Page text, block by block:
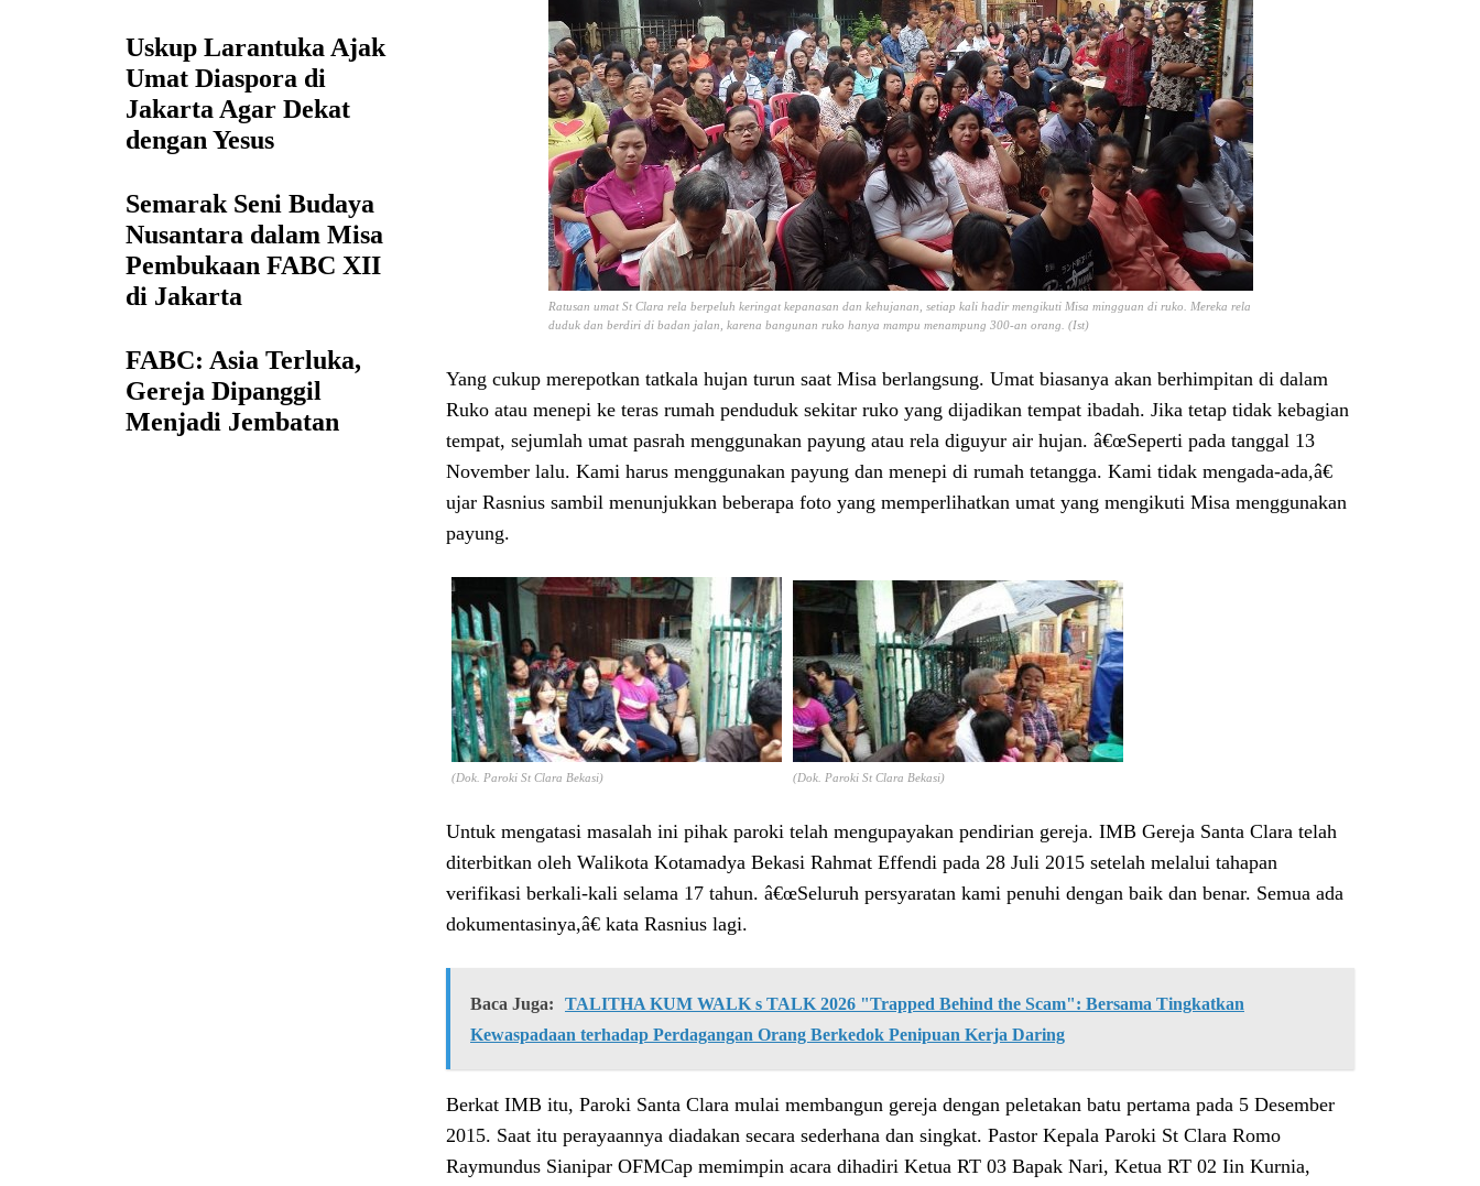
Uskup Larantuka Ajak
Umat Diaspora di
Jakarta Agar Dekat
dengan Yesus
Semarak Seni Budaya
Nusantara dalam Misa
Pembukaan FABC XII
di Jakarta
FABC: Asia Terluka,
Gereja Dipanggil
Menjadi Jembatan
Ratusan umat St Clara rela berpeluh keringat kepanasan dan kehujanan, setiap kali hadir mengikuti Misa mingguan di ruko. Mereka rela
duduk dan berdiri di badan jalan, karena bangunan ruko hanya mampu menampung 300-an orang. (Ist)
Yang cukup merepotkan tatkala hujan turun saat Misa berlangsung. Umat biasanya akan berhimpitan di dalam
Ruko atau menepi ke teras rumah penduduk sekitar ruko yang dijadikan tempat ibadah. Jika tetap tidak kebagian
tempat, sejumlah umat pasrah menggunakan payung atau rela diguyur air hujan. â€œSeperti pada tanggal 13
November lalu. Kami harus menggunakan payung dan menepi di rumah tetangga. Kami tidak mengada-ada,â€
ujar Rasnius sambil menunjukkan beberapa foto yang memperlihatkan umat yang mengikuti Misa menggunakan
payung.
(Dok. Paroki St Clara Bekasi) (Dok. Paroki St Clara Bekasi)
Untuk mengatasi masalah ini pihak paroki telah mengupayakan pendirian gereja. IMB Gereja Santa Clara telah
diterbitkan oleh Walikota Kotamadya Bekasi Rahmat Effendi pada 28 Juli 2015 setelah melalui tahapan
verifikasi berkali-kali selama 17 tahun. â€œSeluruh persyaratan kami penuhi dengan baik dan benar. Semua ada
dokumentasinya,â€ kata Rasnius lagi.
Baca Juga:
TALITHA KUM WALK s TALK 2026 "Trapped Behind the Scam": Bersama Tingkatkan
Kewaspadaan terhadap Perdagangan Orang Berkedok Penipuan Kerja Daring
Berkat IMB itu, Paroki Santa Clara mulai membangun gereja dengan peletakan batu pertama pada 5 Desember
2015. Saat itu perayaannya diadakan secara sederhana dan singkat. Pastor Kepala Paroki St Clara Romo
Raymundus Sianipar OFMCap memimpin acara dihadiri Ketua RT 03 Bapak Nari, Ketua RT 02 Iin Kurnia,